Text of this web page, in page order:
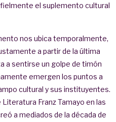
el suplemento cultural
nos ubica temporalmente,
a partir de la última
a sentirse un golpe de timón
emergen los puntos a
cultural y sus instituyentes.
Franz Tamayo en las
a mediados de la década de